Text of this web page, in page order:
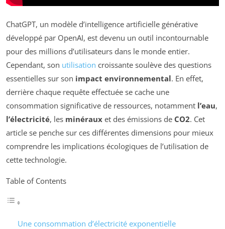
ChatGPT, un modèle d’intelligence artificielle générative
développé par OpenAI, est devenu un outil incontournable
pour des millions d’utilisateurs dans le monde entier.
Cependant, son utilisation croissante soulève des questions
essentielles sur son impact environnemental. En effet,
derrière chaque requête effectuée se cache une
consommation significative de ressources, notamment l’eau,
l’électricité, les minéraux et des émissions de CO2. Cet
article se penche sur ces différentes dimensions pour mieux
comprendre les implications écologiques de l’utilisation de
cette technologie.
Table of Contents
Une consommation d’électricité exponentielle